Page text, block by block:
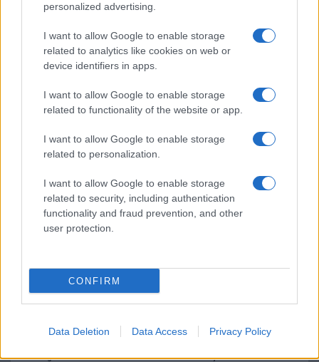
personalized advertising.
I want to allow Google to enable storage
related to analytics like cookies on web or
device identifiers in apps.
I want to allow Google to enable storage
related to functionality of the website or app.
I want to allow Google to enable storage
related to personalization.
I want to allow Google to enable storage
related to security, including authentication
functionality and fraud prevention, and other
user protection.
CONFIRM
Data Deletion Data Access Privacy Policy
TELEFONOK GYORSLISTA
Márka :
Feliratkozás a Telefonguru ingyenes hírlevelére
Elfogadom azAdatvédelmi és Adatkezelési TájékoztatótEzt a